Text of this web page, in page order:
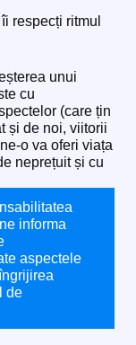
respecți ritmul
unui
cu
(care țin
și de noi, viitorii
o va oferi viața
neprețuit și cu
informa
aspectele
de